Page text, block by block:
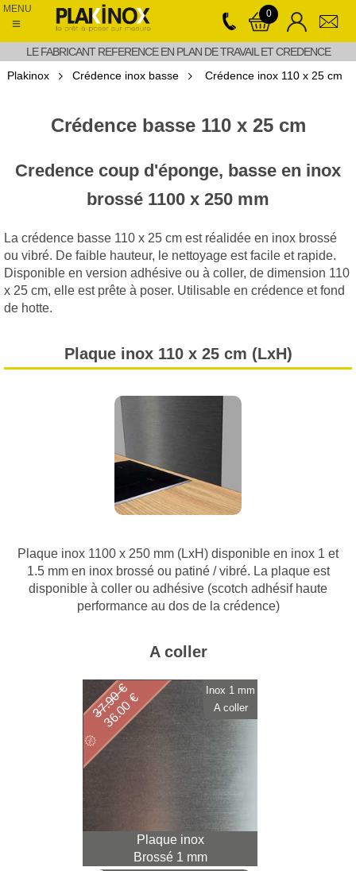
MENU 0
≡
LE FABRICANT REFERENCE EN PLAN DE TRAVAIL ET CREDENCE
Plakinox
Crédence inox basse Crédence inox 110 x 25 cm
Crédence basse 110 x 25 cm
Credence coup d'éponge, basse en inox
brossé 1100 x 250 mm
La crédence basse 110 x 25 cm est réalidée en inox brossé
ou vibré. De faible hauteur, le nettoyage est facile et rapide.
Disponible en version adhésive ou à coller, de dimension 110
x 25 cm, elle est prête à poser. Utilisable en crédence et fond
de hotte.
Plaque inox 110 x 25 cm (LxH)
Plaque inox 1100 x 250 mm (LxH) disponible en inox 1 et
1.5 mm en inox brossé ou patiné / vibré. La plaque est
disponible à coller ou adhésive (scotch adhésif haute
performance au dos de la crédence)
A coller
Plaque inox
Brossé 1 mm
36.00 €
37.90 €
Inox 1 mm
A coller